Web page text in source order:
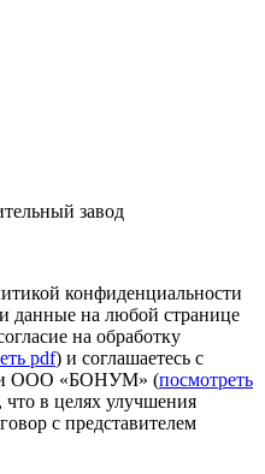
завод
конфиденциальности
на любой странице
на обработку
pdf) и соглашаетесь с
ООО «БОНУМ» (посмотреть
в целях улучшения
с представителем